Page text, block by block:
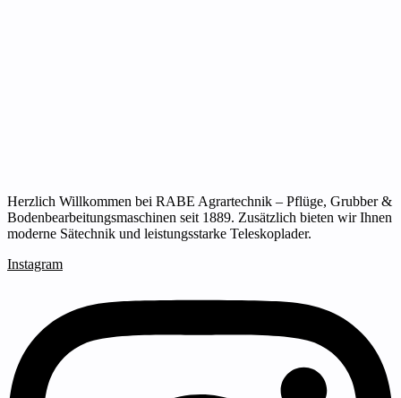
Herzlich Willkommen bei RABE Agrartechnik – Pflüge, Grubber &
Bodenbearbeitungsmaschinen seit 1889. Zusätzlich bieten wir Ihnen
moderne Sätechnik und leistungsstarke Teleskoplader.
Instagram